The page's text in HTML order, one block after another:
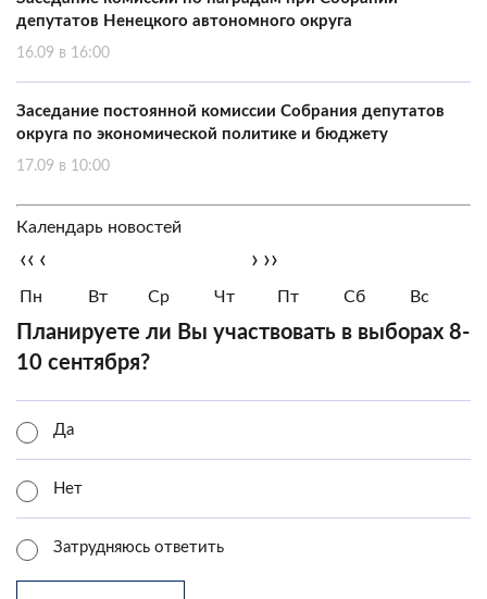
депутатов Ненецкого автономного округа
16.09 в 16:00
Заседание постоянной комиссии Собрания депутатов
округа по экономической политике и бюджету
17.09 в 10:00
Календарь новостей
‹‹ ‹ › ››
Пн Вт Ср Чт Пт Сб Вс
Планируете ли Вы участвовать в выборах 8-
10 сентября?
Да
Нет
Затрудняюсь ответить